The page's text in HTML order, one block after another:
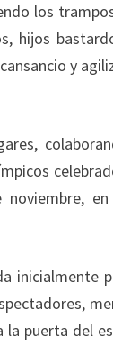
los
hijos
y
en
inicialmente
la puerta del